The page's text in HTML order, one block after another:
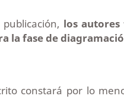
los
la fase de
constará por lo